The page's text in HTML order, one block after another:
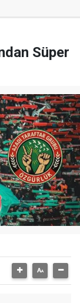
Süper